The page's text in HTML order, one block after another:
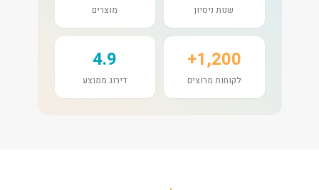
שנות ניסיון מוצרים
1,200+
לקוחות מרוצים
4.9
דירוג ממוצע